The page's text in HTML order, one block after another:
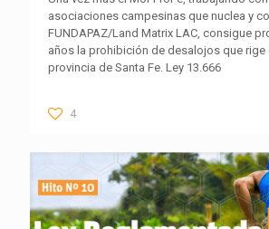
asociaciones campesinas que nuclea y
FUNDAPAZ/Land Matrix LAC, consigue
años la prohibición de desalojos que rige
provincia de Santa Fe. Ley 13.666
4